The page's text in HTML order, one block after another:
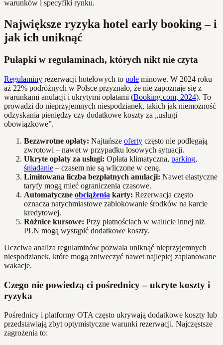
warunków i specyfiki rynku.
Największe ryzyka hotel early booking – i
jak ich uniknąć
Pułapki w regulaminach, których nikt nie czyta
Regulaminy rezerwacji hotelowych to pole minowe. W 2024 roku
aż 22% podróżnych w Polsce przyznało, że nie zapoznaje się z
warunkami anulacji i ukrytymi opłatami (Booking.com, 2024). To
prowadzi do nieprzyjemnych niespodzianek, takich jak niemożność
odzyskania pieniędzy czy dodatkowe koszty za „usługi
obowiązkowe”.
Bezzwrotne opłaty: Najtańsze oferty często nie podlegają
zwrotowi – nawet w przypadku losowych sytuacji.
Ukryte opłaty za usługi: Opłata klimatyczna, parking,
śniadanie – czasem nie są wliczone w cenę.
Limitowana liczba bezpłatnych anulacji: Nawet elastyczne
taryfy mogą mieć ograniczenia czasowe.
Automatyczne obciążenia karty: Rezerwacja często
oznacza natychmiastowe zablokowanie środków na karcie
kredytowej.
Różnice kursowe: Przy płatnościach w walucie innej niż
PLN mogą wystąpić dodatkowe koszty.
Uczciwa analiza regulaminów pozwala uniknąć nieprzyjemnych
niespodzianek, które mogą zniweczyć nawet najlepiej zaplanowane
wakacje.
Czego nie powiedzą ci pośrednicy – ukryte koszty i
ryzyka
Pośrednicy i platformy OTA często ukrywają dodatkowe koszty lub
przedstawiają zbyt optymistyczne warunki rezerwacji. Najczęstsze
zagrożenia to: